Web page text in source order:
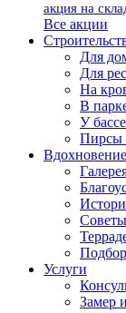
акция на
Все акции
Для
Для
На
В
У
Пирсы
Вдохновение
Услуги
Замер